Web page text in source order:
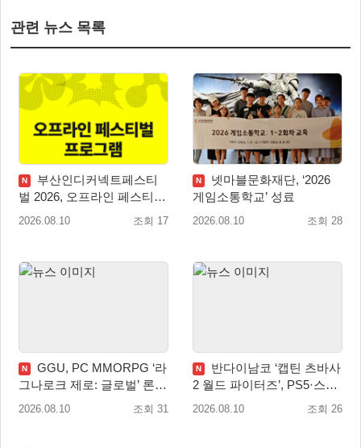
관련 뉴스 목록
N
부산인디커넥트페스티
벌 2026, 오프라인 페스티벌
이벤트 공개
2026.08.10 조회 17
N
넷마블문화재단, ‘2026
게임소통학교’ 성료
2026.08.10 조회 28
N
GGU, PC MMORPG ‘라
그나로크 제로: 글로벌’ 론칭
전 유저 소통에 주목!
2026.08.10 조회 31
N
반다이남코 ‘캡틴 츠바사
2 월드 파이터즈’, PS5·스위
치 패키지 선주문 실시
2026.08.10 조회 26